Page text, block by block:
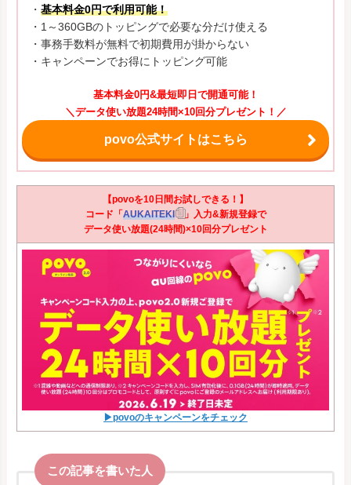
・ 基本料金0円で利用可能！
・1～360GBのトッピングで必要な分だけ使える
・事務手数料が無料で初期費用が掛からない
・キャンペーンでお得にトッピング可能
基本料金0円&最短即日で開通可能！
＼データ使い放題24時間×10回分プレゼント！／
povo公式サイトはこちら
【povoを10日間お試しできる！】
コード「 AUKAITEKI
」入力&新規登録で
データ使い放題(24時間)×10回分プレゼント
▶povoのキャンペーンをチェック